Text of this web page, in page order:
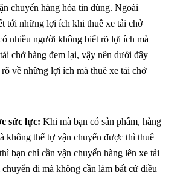
chuyển hàng hóa tin dùng. Ngoài
tới những lợi ích khi thuê xe tải chở
nhiều người không biết rõ lợi ích mà
chở hàng đem lại, vậy nên dưới đây
về những lợi ích mà thuê xe tải chở
sức lực: Khi mà bạn có sản phẩm, hàng
không thể tự vận chuyển được thì thuê
bạn chỉ cần vận chuyển hàng lên xe tải
đi mà không cần làm bất cứ điều